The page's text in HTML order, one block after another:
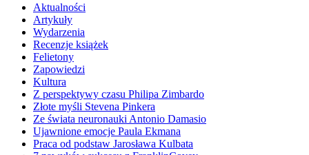
Aktualności
Artykuły
Wydarzenia
Recenzje książek
Felietony
Zapowiedzi
Kultura
Z perspektywy czasu Philipa Zimbardo
Złote myśli Stevena Pinkera
Ze świata neuronauki Antonio Damasio
Ujawnione emocje Paula Ekmana
Praca od podstaw Jarosława Kulbata